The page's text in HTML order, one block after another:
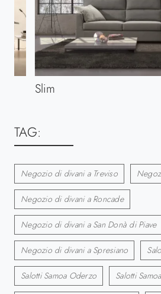
Slim
TAG:
Negozio di divani a Treviso
Negozio di divani a Roncade
Negozio di divani a San Donà di Piave
Negozio di divani a Spresiano
Salotti Samoa Oderzo Salotti